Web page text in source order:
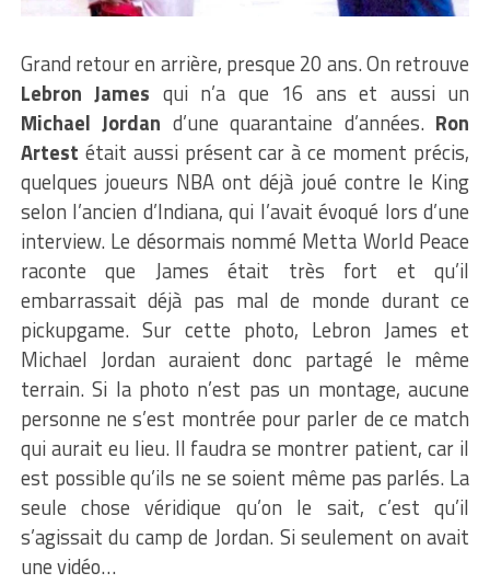
Grand retour en arrière, presque 20 ans. On retrouve
Lebron James qui n’a que 16 ans et aussi un
Michael Jordan d’une quarantaine d’années. Ron
Artest était aussi présent car à ce moment précis,
quelques joueurs NBA ont déjà joué contre le King
selon l’ancien d’Indiana, qui l’avait évoqué lors d’une
interview. Le désormais nommé Metta World Peace
raconte que James était très fort et qu’il
embarrassait déjà pas mal de monde durant ce
pickupgame. Sur cette photo, Lebron James et
Michael Jordan auraient donc partagé le même
terrain. Si la photo n’est pas un montage, aucune
personne ne s’est montrée pour parler de ce match
qui aurait eu lieu. Il faudra se montrer patient, car il
est possible qu’ils ne se soient même pas parlés. La
seule chose véridique qu’on le sait, c’est qu’il
s’agissait du camp de Jordan. Si seulement on avait
une vidéo…